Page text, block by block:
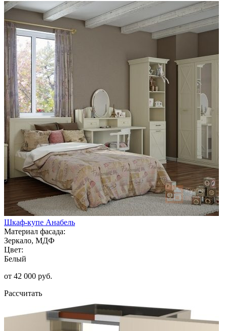
Шкаф-купе Анабель
Материал фасада:
Зеркало, МДФ
Цвет:
Белый
от 42 000 руб.
Рассчитать